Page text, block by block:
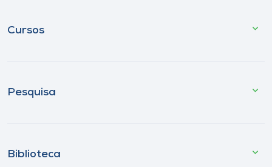
Cursos
Pesquisa
Biblioteca